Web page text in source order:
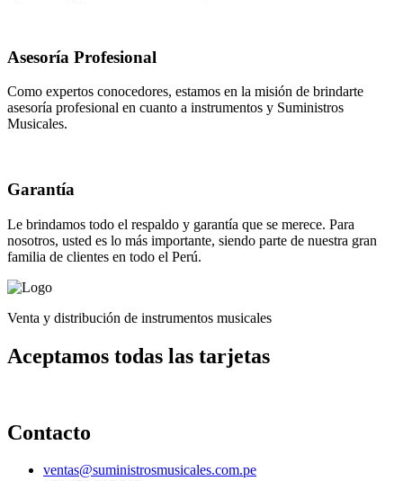
Asesoría Profesional
Como expertos conocedores, estamos en la misión de brindarte
asesoría profesional en cuanto a instrumentos y Suministros
Musicales.
Garantía
Le brindamos todo el respaldo y garantía que se merece. Para
nosotros, usted es lo más importante, siendo parte de nuestra gran
familia de clientes en todo el Perú.
Venta y distribución de instrumentos musicales
Aceptamos todas las tarjetas
Contacto
ventas@suministrosmusicales.com.pe